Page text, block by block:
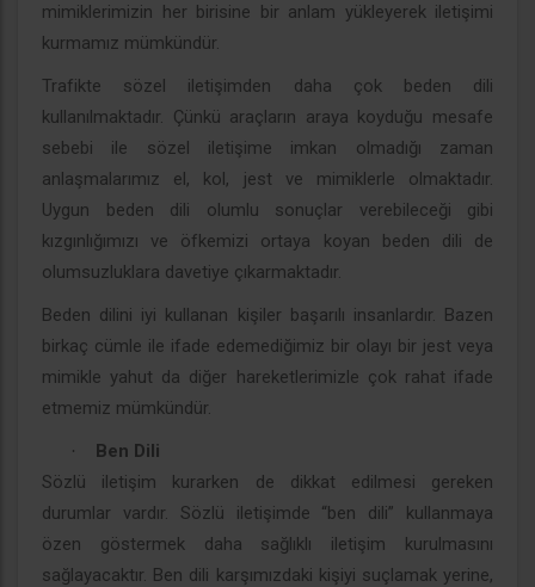
mimiklerimizin her birisine bir anlam yükleyerek iletişimi
kurmamız mümkündür.
Trafikte sözel iletişimden daha çok beden dili
kullanılmaktadır. Çünkü araçların araya koyduğu mesafe
sebebi ile sözel iletişime imkan olmadığı zaman
anlaşmalarımız el, kol, jest ve mimiklerle olmaktadır.
Uygun beden dili olumlu sonuçlar verebileceği gibi
kızgınlığımızı ve öfkemizi ortaya koyan beden dili de
olumsuzluklara davetiye çıkarmaktadır.
Beden dilini iyi kullanan kişiler başarılı insanlardır. Bazen
birkaç cümle ile ifade edemediğimiz bir olayı bir jest veya
mimikle yahut da diğer hareketlerimizle çok rahat ifade
etmemiz mümkündür.
·
Ben Dili
Sözlü iletişim kurarken de dikkat edilmesi gereken
durumlar vardır. Sözlü iletişimde “ben dili” kullanmaya
özen göstermek daha sağlıklı iletişim kurulmasını
sağlayacaktır. Ben dili karşımızdaki kişiyi suçlamak yerine,